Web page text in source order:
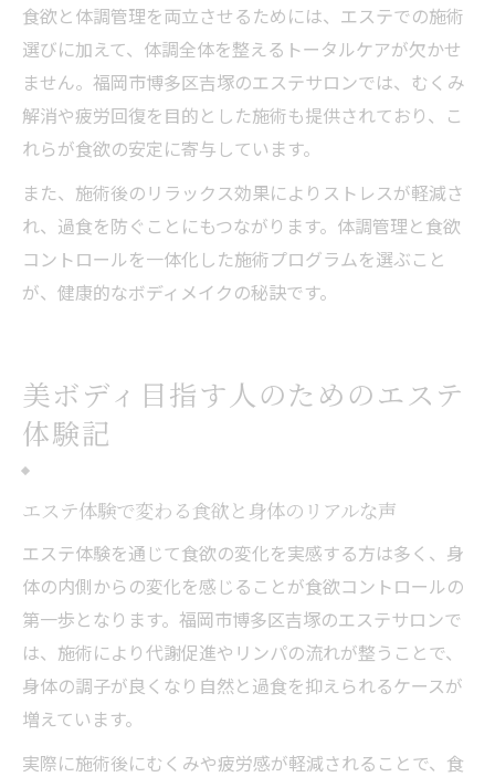
食欲と体調管理を両立させるためには、エステでの施術
選びに加えて、体調全体を整えるトータルケアが欠かせ
ません。福岡市博多区吉塚のエステサロンでは、むくみ
解消や疲労回復を目的とした施術も提供されており、こ
れらが食欲の安定に寄与しています。
また、施術後のリラックス効果によりストレスが軽減さ
れ、過食を防ぐことにもつながります。体調管理と食欲
コントロールを一体化した施術プログラムを選ぶこと
が、健康的なボディメイクの秘訣です。
美ボディ目指す人のためのエステ
体験記
エステ体験で変わる食欲と身体のリアルな声
エステ体験を通じて食欲の変化を実感する方は多く、身
体の内側からの変化を感じることが食欲コントロールの
第一歩となります。福岡市博多区吉塚のエステサロンで
は、施術により代謝促進やリンパの流れが整うことで、
身体の調子が良くなり自然と過食を抑えられるケースが
増えています。
実際に施術後にむくみや疲労感が軽減されることで、食